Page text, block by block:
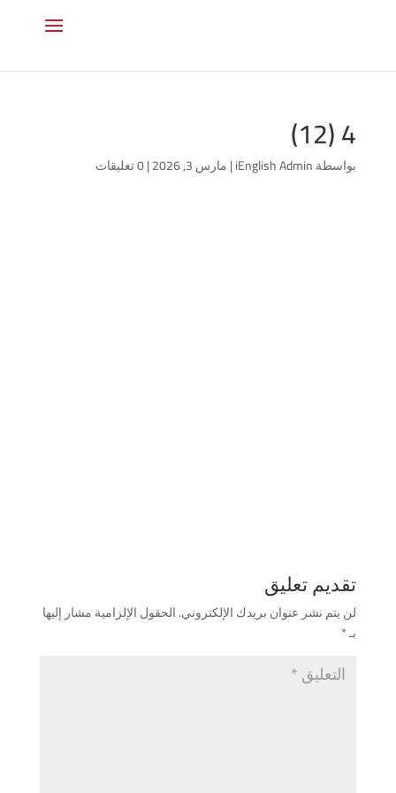
4 (12)
بواسطةiEnglish Admin
|مارس 3, 2026 |0 تعليقات
تقديم تعليق
لن يتم نشر عنوان بريدك الإلكتروني.الحقول الإلزامية مشار إليها
بـ*